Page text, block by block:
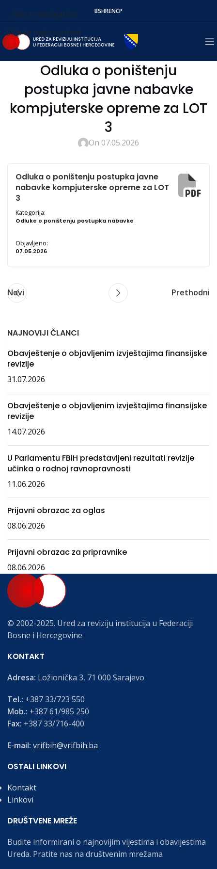
Skip to navigation
Skip to main content
BSHRENСР
Odluka o poništenju
postupka javne nabavke
kompjuterske opreme za LOT
3
On 07.05.2026
Odluka o poništenju postupka javne
nabavke kompjuterske opreme za LOT
3
Kategorija:
Odluke o poništenju postupka nabavke
Objavljeno:
07.05.2026
Novi Prethodni
NAJNOVIJI ČLANCI
Obavještenje o objavljenim izvještajima finansijske
revizije
31.07.2026
Obavještenje o objavljenim izvještajima finansijske
revizije
14.07.2026
U Parlamentu FBiH predstavljeni rezultati revizije
učinka o rodnoj ravnopravnosti
11.06.2026
Prijavni obrazac za oglas
08.06.2026
Prijavni obrazac za pripravnike
08.06.2026
© 2002-2025. Ured za reviziju institucija u Federaciji
Bosne i Hercegovine
KONTAKT
Adresa: Ložionička 3, 71 000 Sarajevo
Tel.: +387 33/723 550
Mob.: +387 61/985 250
Fax: +387 33/716-400
E-mail: vrifbih@vrifbih.ba
OSTALI LINKOVI
Kontakt
Linkovi
DRUŠTVENE MREŽE
Budite informirani o najnovijim vijestima i obavijestima
Ureda. Pratite nas na društvenim mrežama